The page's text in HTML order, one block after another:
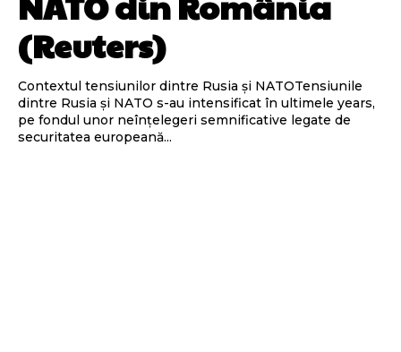
(Reuters)
Contextul tensiunilor dintre Rusia și NATOTensiunile
dintre Rusia și NATO s-au intensificat în ultimele years,
pe fondul unor neînțelegeri semnificative legate de
securitatea europeană...